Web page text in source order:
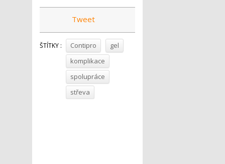
Tweet
ŠTÍTKY : Contipro
gel
komplikace
spolupráce
střeva